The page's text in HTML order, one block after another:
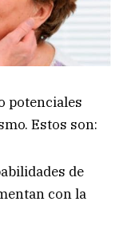
potenciales
Estos son:
de
con la